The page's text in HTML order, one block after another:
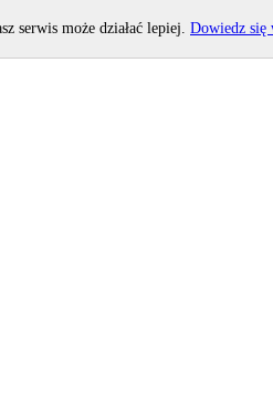
serwis może działać lepiej. Dowiedz się